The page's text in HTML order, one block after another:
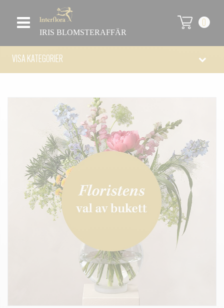
IRIS BLOMSTERAFFÄR
0
VISA KATEGORIER